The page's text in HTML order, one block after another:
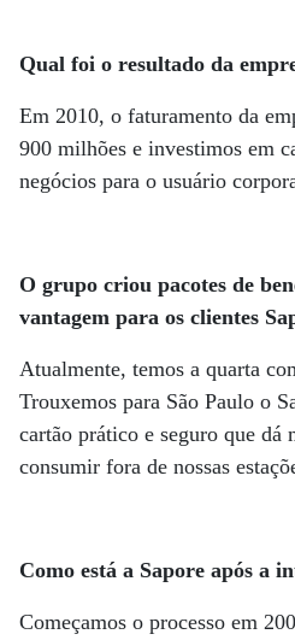
Qual foi o resultado da
Em 2010, o faturamento da
900 milhões e investimos em
negócios para o usuário
O grupo criou pacotes de
vantagem para os clientes
Atualmente, temos a quarta
Trouxemos para São Paulo o
cartão prático e seguro que dá
consumir fora de nossas
Como está a Sapore após a
Começamos o processo em